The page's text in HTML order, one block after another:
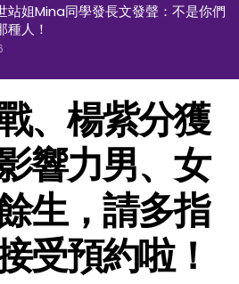
站姐Mina同學發長文發聲：不是你們
種人！
、楊紫分獲
響力男、女
生，請多指
受預約啦！